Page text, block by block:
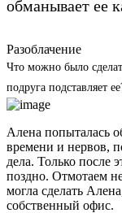
обманывает ее
Разоблачение
Что можно было
подруга подставляет
Алена попыталась
времени и нервов,
дела. Только после
поздно. Отмотаем
могла сделать
собственный офис.